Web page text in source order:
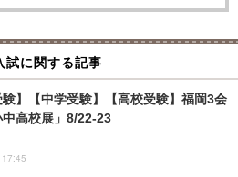
試に関する記事
験】【中学受験】【高校受験】福岡3会
高校展」8/22-23